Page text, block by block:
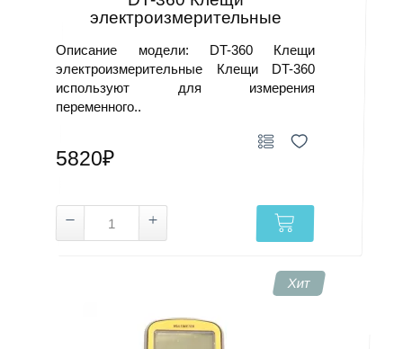
электроизмерительные
Описание модели: DT-360 Клещи
электроизмерительные Клещи DT-360
используют для измерения
переменного..
5820₽
Хит